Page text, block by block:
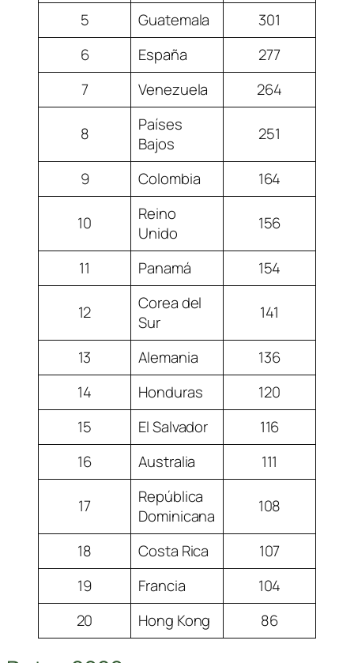
5 Guatemala
301
6
España
277
7
Venezuela 264
8
Países
Bajos
251
9 Colombia 164
10
Reino
Unido
156
11 Panamá 154
12
Corea del
Sur
141
13 Alemania
136
14
Honduras
120
15
El Salvador
116
16
Australia 111
17
República
Dominicana
108
18 Costa Rica
107
19
Francia
104
20
Hong Kong 86